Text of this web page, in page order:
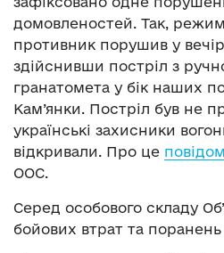
домовленостей. Так,
противник порушив у
здійснивши постріл з
гранатомета у бік наших
Кам’янки. Постріл був не
українські захисники
відкривали. Про це
ООС.
Серед особового складу
бойових втрат та поранень